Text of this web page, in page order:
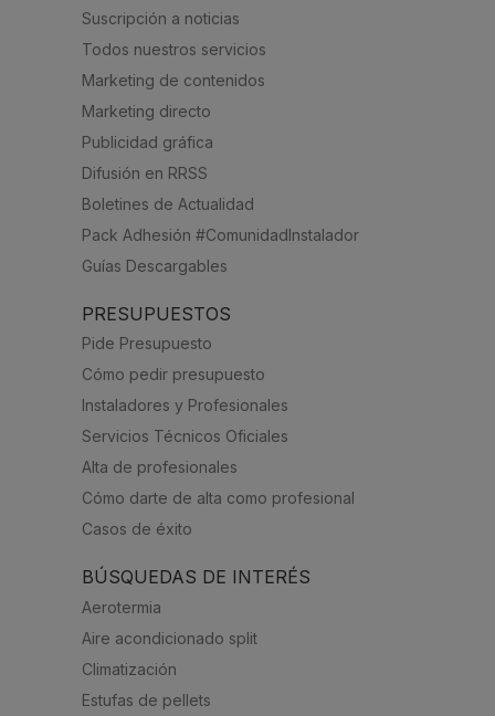
Suscripción a noticias
Todos nuestros servicios
Marketing de contenidos
Marketing directo
Publicidad gráfica
Difusión en RRSS
Boletines de Actualidad
Pack Adhesión #ComunidadInstalador
Guías Descargables
PRESUPUESTOS
Pide Presupuesto
Cómo pedir presupuesto
Instaladores y Profesionales
Servicios Técnicos Oficiales
Alta de profesionales
Cómo darte de alta como profesional
Casos de éxito
BÚSQUEDAS DE INTERÉS
Aerotermia
Aire acondicionado split
Climatización
Estufas de pellets